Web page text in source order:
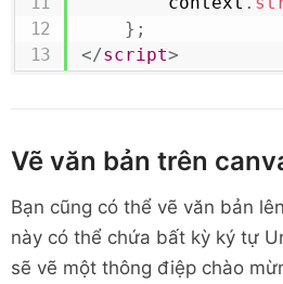
} ;
</script>
Vẽ văn bản trên
Bạn cũng có thể vẽ văn bản
này có thể chứa bất kỳ ký tự
sẽ vẽ một thông điệp chào